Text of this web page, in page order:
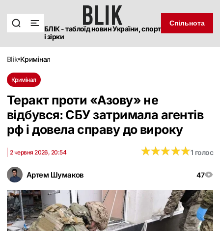
БЛІК - таблоїд новин України, спорт
і зірки
Спільнота
blik кримінал
Кримінал
Теракт проти «Азову» не
відбувся: СБУ затримала агентів
рф і довела справу до вироку
Артем Шумаков 47
2 червня 2026, 20:54 ★★★★★
★★★★★1 голос